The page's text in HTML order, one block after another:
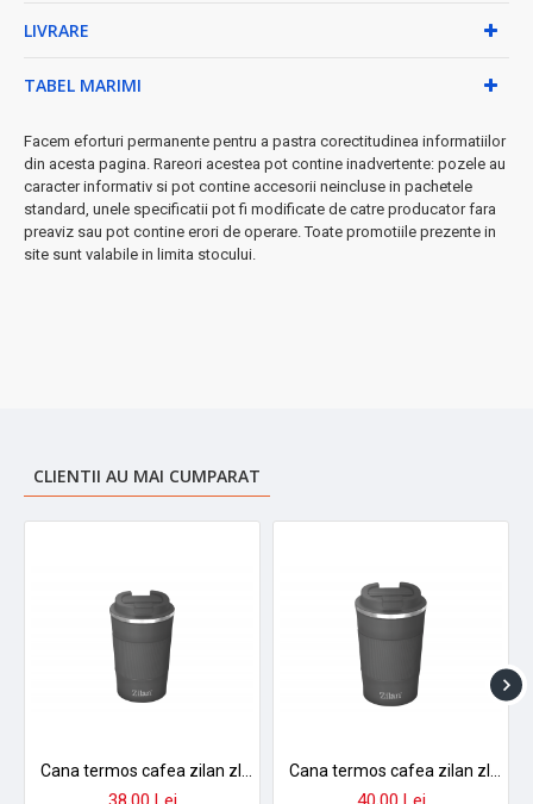
• Capacitate: 380ml - porția perfectă
• Ușor de spălat și întreținut
accesoriu indispensabil pentru stilul tău de viață activ!
➤Investește în confortul zilnic- comenzi astăzi și bucură-te de
băutura ta preferată la temperatura ideală!
LIVRARE
TABEL MARIMI
Facem eforturi permanente pentru a pastra corectitudinea informatiilor
din acesta pagina. Rareori acestea pot contine inadvertente: pozele au
caracter informativ si pot contine accesorii neincluse in pachetele
standard, unele specificatii pot fi modificate de catre producator fara
preaviz sau pot contine erori de operare. Toate promotiile prezente in
site sunt valabile in limita stocului.
CLIENTII AU MAI CUMPARAT